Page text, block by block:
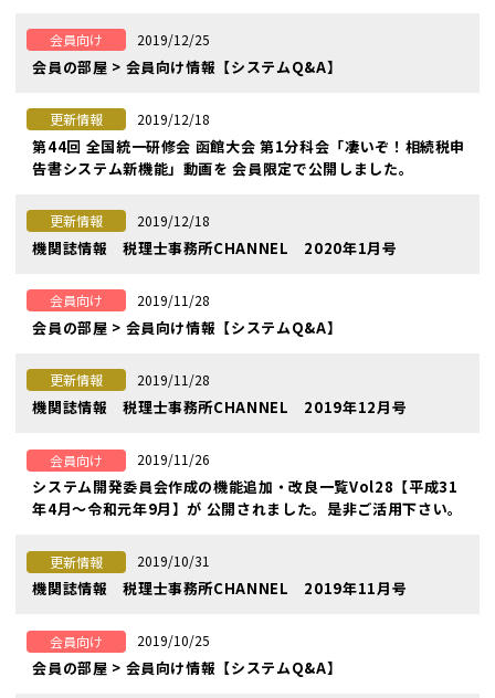
会員向け 2019/12/25
会員の部屋 > 会員向け情報【システムQ&A】
更新情報 2019/12/18
第44回 全国統一研修会 函館大会 第1分科会「凄いぞ！相続税申
告書システム新機能」動画を 会員限定で公開しました。
更新情報 2019/12/18
機関誌情報 税理士事務所CHANNEL 2020年1月号
会員向け 2019/11/28
会員の部屋 > 会員向け情報【システムQ&A】
更新情報 2019/11/28
機関誌情報 税理士事務所CHANNEL 2019年12月号
会員向け 2019/11/26
システム開発委員会作成の機能追加・改良一覧Vol28【平成31
年4月〜令和元年9月】が 公開されました。是非ご活用下さい。
更新情報 2019/10/31
機関誌情報 税理士事務所CHANNEL 2019年11月号
会員向け 2019/10/25
会員の部屋 > 会員向け情報【システムQ&A】